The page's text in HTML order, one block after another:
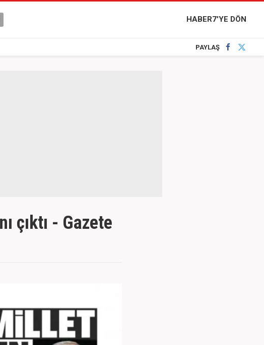
HABER7'YE DÖN
PAYLAŞ
çıktı - Gazete